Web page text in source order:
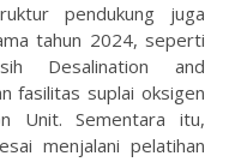
pendukung juga
tahun 2024, seperti
Desalination and
fasilitas suplai oksigen
Unit. Sementara itu,
menjalani pelatihan